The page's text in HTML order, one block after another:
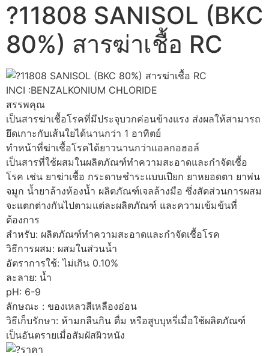
?11808 SANISOL (BKC
80%) สารฆ่าเชื้อ RC
11808 SANISOL (BKC 80%) สารฆ่าเชื้อ RC
INCI :BENZALKONIUM CHLORIDE
สรรพคุณ
เป็นสารฆ่าเชื้อโรคที่มีประจุบวกค่อนข้างแรง ส่งผลให้สามารถ
ยึดเกาะกับเส้นใยได้นานกว่า 1 อาทิตย์
ทำหน้าที่ฆ่าเชื้อโรคได้ยาวนานกว่าแอลกอฮอล์
เป็นสารที่ใช้ผสมในผลิตภัณฑ์ทำความสะอาดและกำจัดเชื้อ
โรค เช่น ยาฆ่าเชื้อ กระดาษชำระแบบเปียก ยาหยอดตา ยาพ่น
จมูก น้ำยาล้างห้องน้ำ ผลิตภัณฑ์เจลล้างมือ ซึ่งสัดส่วนการผสม
จะแตกต่างกันไปตามแต่ละผลิตภัณฑ์ และความเข้มข้นที่
ต้องการ
สำหรับ: ผลิตภัณฑ์ทำความสะอาดและกำจัดเชื้อโรค
วิธีการผสม: ผสมในส่วนน้ำ
อัตราการใช้: ไม่เกิน 0.10%
ละลาย: น้ำ
pH: 6-9
ลักษณะ : ของเหลวสีเหลืองอ่อน
วิธีเก็บรักษา: ห้ามกลืนกิน ดื่ม หรือสูบบุหรี่เมื่อใช้ผลิตภัณฑ์
เป็นอันตรายเมื่อสัมผัสผิวหนัง
ราคา